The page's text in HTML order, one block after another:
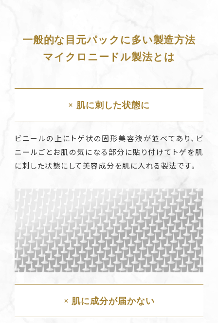
一般的な目元パックに多い製造方法
マイクロニードル製法とは
× 肌に刺した状態に
ビニールの上にトゲ状の固形美容液が並べてあり、ビ
ニールごとお肌の気になる部分に貼り付けてトゲを肌
に刺した状態にして美容成分を肌に入れる製法です。
× 肌に成分が届かない